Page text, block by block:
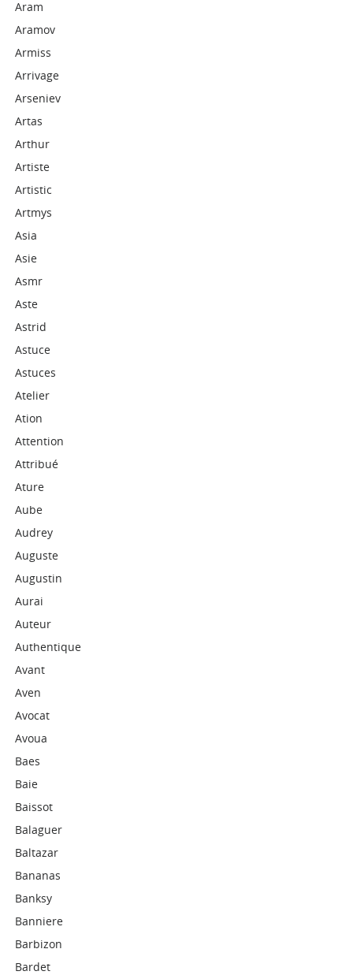
Aram
Aramov
Armiss
Arrivage
Arseniev
Artas
Arthur
Artiste
Artistic
Artmys
Asia
Asie
Asmr
Aste
Astrid
Astuce
Astuces
Atelier
Ation
Attention
Attribué
Ature
Aube
Audrey
Auguste
Augustin
Aurai
Auteur
Authentique
Avant
Aven
Avocat
Avoua
Baes
Baie
Baissot
Balaguer
Baltazar
Bananas
Banksy
Banniere
Barbizon
Bardet